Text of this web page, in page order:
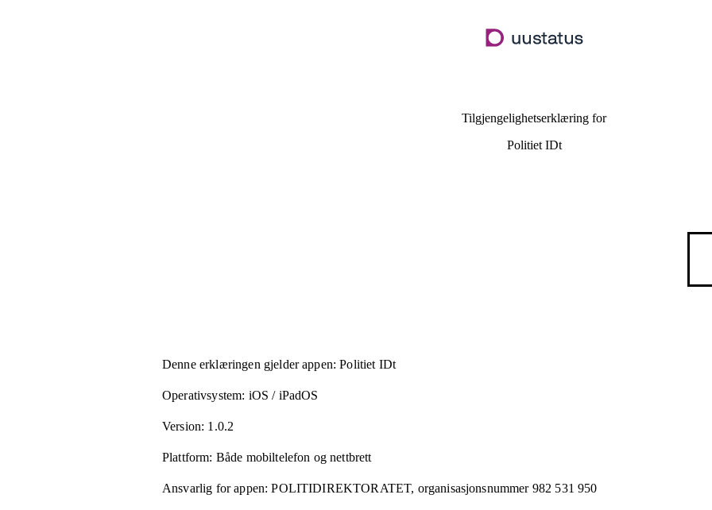
hovedinnhold
Tilgjengelighetserklæring for
Politiet IDt
Denne erklæringen gjelder appen: Politiet IDt
Operativsystem: iOS / iPadOS
Version: 1.0.2
Plattform: Både mobiltelefon og nettbrett
Ansvarlig for appen: POLITIDIREKTORATET, organisasjonsnummer 982 531 950